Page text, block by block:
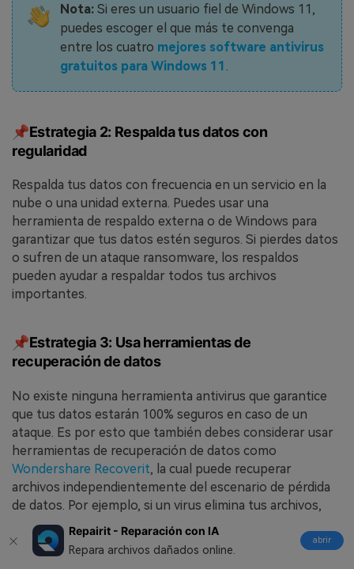
Repairit - Reparación con IA
Repara archivos dañados online.
abrir
Nota:Si eres un usuario fiel de Windows 11,
puedes escoger el que más te convenga
entre los cuatro mejores software antivirus
gratuitos para Windows 11 .
📌Estrategia 2: Respalda tus datos con
regularidad
Respalda tus datos con frecuencia en un servicio en la
nube o una unidad externa. Puedes usar una
herramienta de respaldo externa o de Windows para
garantizar que tus datos estén seguros. Si pierdes datos
o sufren de un ataque ransomware, los respaldos
pueden ayudar a respaldar todos tus archivos
importantes.
📌Estrategia 3: Usa herramientas de
recuperación de datos
No existe ninguna herramienta antivirus que garantice
que tus datos estarán 100% seguros en caso de un
ataque. Es por esto que también debes considerar usar
herramientas de recuperación de datos como
Wondershare Recoverit, la cual puede recuperar
archivos independientemente del escenario de pérdida
de datos. Por ejemplo, si un virus elimina tus archivos,
puedes usar esta herramienta para recuperarlos.